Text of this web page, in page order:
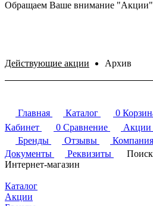
Обращаем Ваше внимание "Акции"
Действующие акции Архив
Главная Каталог 0
Кабинет
0 Сравнение Акции
Бренды
Отзывы Компания
Документы
Реквизиты Поиск
Интернет-магазин
Каталог
Акции